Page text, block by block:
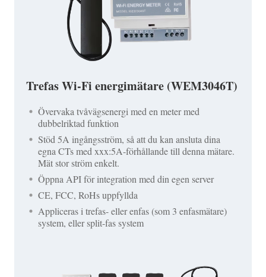
Trefas Wi-Fi energimätare (WEM3046T)
Övervaka tvåvägsenergi med en meter med
dubbelriktad funktion
Stöd 5A ingångsström, så att du kan ansluta dina
egna CTs med xxx:5A-förhållande till denna mätare.
Mät stor ström enkelt.
Öppna API för integration med din egen server
CE, FCC, RoHs uppfyllda
Appliceras i trefas- eller enfas (som 3 enfasmätare)
system, eller split-fas system